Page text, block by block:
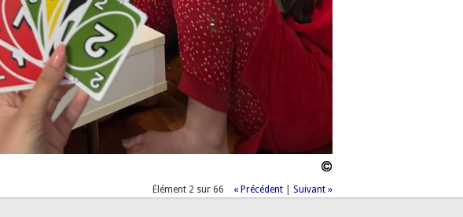
Élément 2 sur 66 « Précédent| Suivant »